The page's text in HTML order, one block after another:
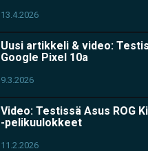
13.4.2026
Uusi artikkeli & video:
Google Pixel 10a
9.3.2026
Video: Testissä Asus ROG
-pelikuulokkeet
11.2.2026